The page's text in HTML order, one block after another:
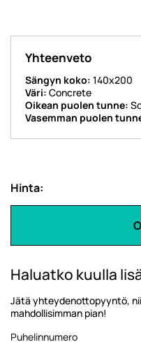
Yhteenveto
Sängyn koko: 140x200
Väri: Concrete
Oikean puolen tunne:
Vasemman puolen
Hinta:
Haluatko kuulla
Jätä yhteydenottopyyntö,
mahdollisimman pian!
Puhelinnumero